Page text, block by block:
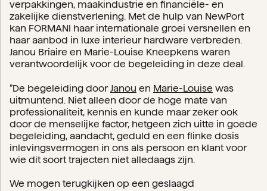
verpakkingen, maakindustrie en financiële- en
zakelijke dienstverlening. Met de hulp van NewPort
kan FORMANI haar internationale groei versnellen en
haar aanbod in luxe interieur hardware verbreden.
Janou Briaire en Marie-Louise Kneepkens waren
verantwoordelijk voor de begeleiding in deze deal.
”De begeleiding doorJanou en Marie-Louise was
uitmuntend. Niet alleen door de hoge mate van
professionaliteit, kennis en kunde maar zeker ook
door de menselijke factor, hetgeen zich uitte in goede
begeleiding, aandacht, geduld en een flinke dosis
inlevingsvermogen in ons als persoon en klant voor
wie dit soort trajecten niet alledaags zijn.
We mogen terugkijken op een geslaagd